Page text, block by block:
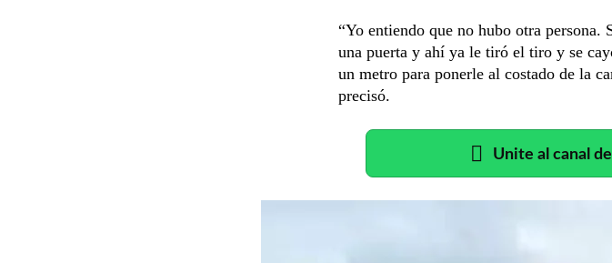
“Yo entiendo que no hubo otra persona.
una puerta y ahí ya le tiró el tiro y se
un metro para ponerle al costado de la
precisó.
Unite al canal